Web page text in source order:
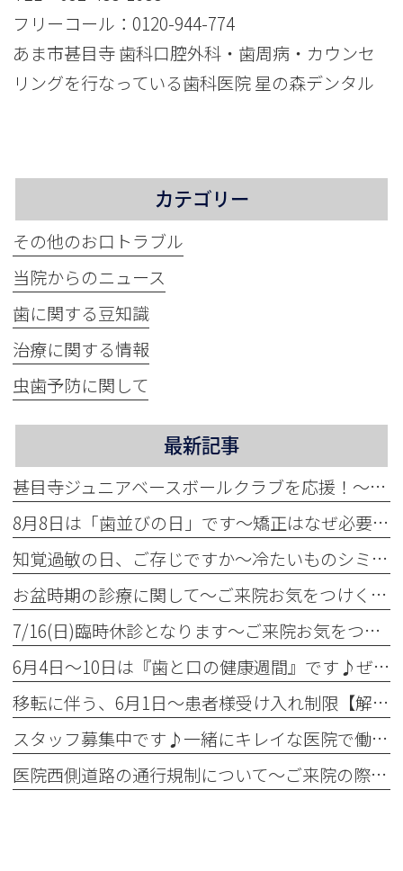
フリーコール：0120-944-774
あま市甚目寺 歯科口腔外科・歯周病・カウンセ
リングを行なっている歯科医院 星の森デンタル
カテゴリー
その他のお口トラブル
当院からのニュース
歯に関する豆知識
治療に関する情報
虫歯予防に関して
最新記事
甚目寺ジュニアベースボールクラブを応援！～地域活性化に力をいれています～
8月8日は「歯並びの日」です～矯正はなぜ必要？～
知覚過敏の日、ご存じですか～冷たいものシミませんか？～
お盆時期の診療に関して～ご来院お気をつけください～
7/16(日)臨時休診となります～ご来院お気をつけください～
6月4日～10日は『歯と口の健康週間』です♪ぜひ定期検診へ！
移転に伴う、6月1日～患者様受け入れ制限【解除】について
スタッフ募集中です♪一緒にキレイな医院で働きませんか？✨
医院西側道路の通行規制について～ご来院の際お気をつけください～